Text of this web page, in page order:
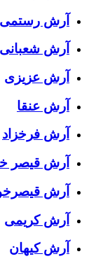
آرش رستمی
آرش شعبانی
آرش عزیزی
آرش عنقا
آرش فرخزاد
آرش قیصر
آرش
آرش کریمی
آرش کیهان